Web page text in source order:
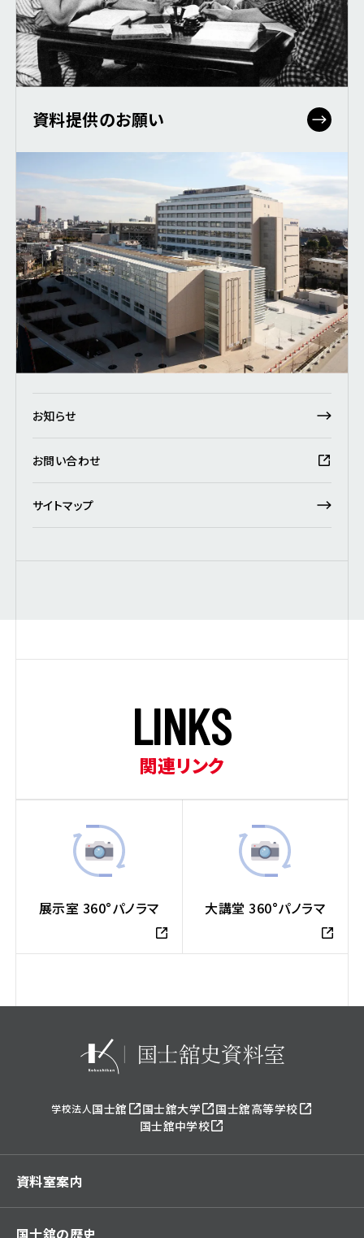
資料提供のお願い
お知らせ
お問い合わせ
サイトマップ
LINKS
関連リンク
展示室 360°パノラマ 大講堂 360°パノラマ
学校法人国士舘 国士舘大学
国士舘高等学校
国士舘中学校
資料室案内
国士舘の歴史